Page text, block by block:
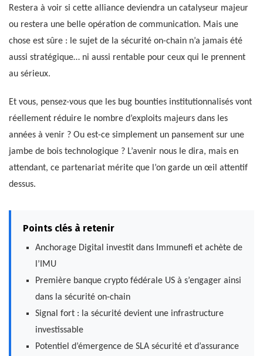
Restera à voir si cette alliance deviendra un catalyseur majeur
ou restera une belle opération de communication. Mais une
chose est sûre : le sujet de la sécurité on-chain n’a jamais été
aussi stratégique… ni aussi rentable pour ceux qui le prennent
au sérieux.
Et vous, pensez-vous que les bug bounties institutionnalisés vont
réellement réduire le nombre d’exploits majeurs dans les
années à venir ? Ou est-ce simplement un pansement sur une
jambe de bois technologique ? L’avenir nous le dira, mais en
attendant, ce partenariat mérite que l’on garde un œil attentif
dessus.
Points clés à retenir
Anchorage Digital investit dans Immunefi et achète de
l’IMU
Première banque crypto fédérale US à s’engager ainsi
dans la sécurité on-chain
Signal fort : la sécurité devient une infrastructure
investissable
Potentiel d’émergence de SLA sécurité et d’assurance